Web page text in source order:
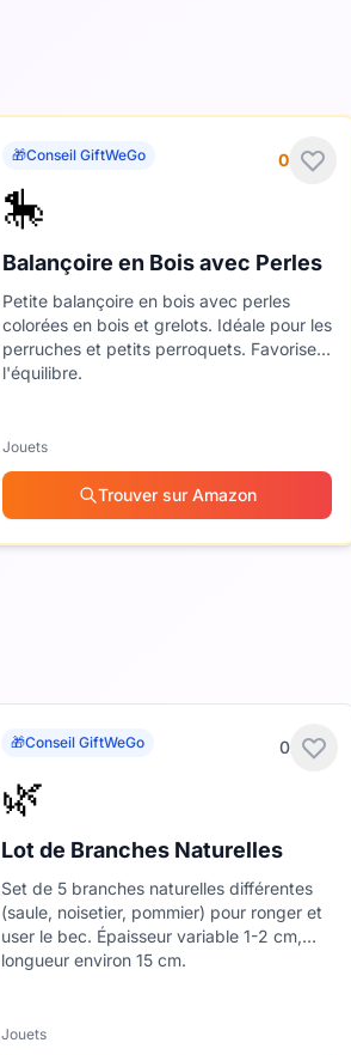
0
🎁Conseil GiftWeGo
🎠
Balançoire en Bois avec Perles
Petite balançoire en bois avec perles
colorées en bois et grelots. Idéale pour les
perruches et petits perroquets. Favorise
l'équilibre.
Jouets
Trouver sur Amazon
0
🎁Conseil GiftWeGo
🌿
Lot de Branches Naturelles
Set de 5 branches naturelles différentes
(saule, noisetier, pommier) pour ronger et
user le bec. Épaisseur variable 1-2 cm,
longueur environ 15 cm.
Jouets